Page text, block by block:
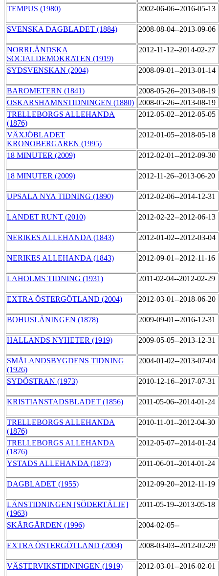
TEMPUS (1980) 2002-06-06--2016-05-13
SVENSKA DAGBLADET (1884) 2008-08-04--2013-09-06
NORRLÄNDSKA
SOCIALDEMOKRATEN (1919)
2012-11-12--2014-02-27
SYDSVENSKAN (2004) 2008-09-01--2013-01-14
BAROMETERN (1841)
2008-05-26--2013-08-19
OSKARSHAMNSTIDNINGEN (1880) 2008-05-26--2013-08-19
TRELLEBORGS ALLEHANDA
(1876)
2012-05-02--2012-05-05
VÄXJÖBLADET
KRONOBERGAREN (1995)
2012-01-05--2018-05-18
18 MINUTER (2009) 2012-02-01--2012-09-30
18 MINUTER (2009) 2012-11-26--2013-06-20
UPSALA NYA TIDNING (1890) 2012-02-06--2014-12-31
LANDET RUNT (2010) 2012-02-22--2012-06-13
NERIKES ALLEHANDA (1843) 2012-01-02--2012-03-04
NERIKES ALLEHANDA (1843) 2012-09-01--2012-11-16
LAHOLMS TIDNING (1931) 2011-02-04--2012-02-29
EXTRA ÖSTERGÖTLAND (2004) 2012-03-01--2018-06-20
BOHUSLÄNINGEN (1878) 2009-09-01--2016-12-31
HALLANDS NYHETER (1919) 2009-05-05--2013-12-31
SMÅLANDSBYGDENS TIDNING
(1926)
2004-01-02--2013-07-04
SYDÖSTRAN (1973) 2010-12-16--2017-07-31
KRISTIANSTADSBLADET (1856) 2011-05-06--2014-01-24
TRELLEBORGS ALLEHANDA
(1876)
2010-11-01--2012-04-30
TRELLEBORGS ALLEHANDA
(1876)
2012-05-07--2014-01-24
YSTADS ALLEHANDA (1873) 2011-06-01--2014-01-24
DAGBLADET (1955) 2012-09-20--2012-11-19
LÄNSTIDNINGEN [SÖDERTÄLJE]
(1963)
2011-05-19--2013-05-18
SKÄRGÅRDEN (1996) 2004-02-05--
EXTRA ÖSTERGÖTLAND (2004) 2008-03-03--2012-02-29
VÄSTERVIKSTIDNINGEN (1919) 2012-03-01--2016-02-01